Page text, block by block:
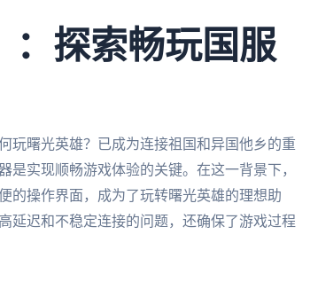
：探索畅玩国服
玩曙光英雄？已成为连接祖国和异国他乡的重
实现顺畅游戏体验的关键。在这一背景下，
的操作界面，成为了玩转曙光英雄的理想助
延迟和不稳定连接的问题，还确保了游戏过程